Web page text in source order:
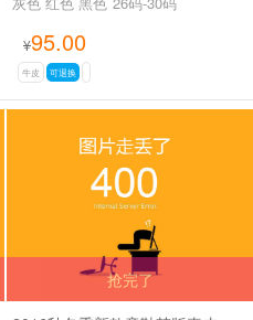
¥95.00
牛皮 可退换
抢完了